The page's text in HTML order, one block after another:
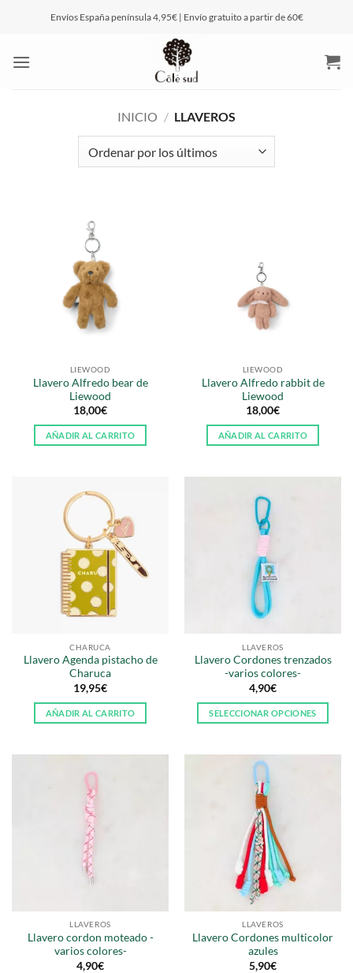
Envíos España península 4,95€ | Envío gratuito a partir de 60€
INICIO / LLAVEROS
LIEWOOD
Llavero Alfredo bear de
Liewood
18,00€
AÑADIR AL CARRITO
LIEWOOD
Llavero Alfredo rabbit de
Liewood
18,00€
AÑADIR AL CARRITO
CHARUCA
Llavero Agenda pistacho de
Charuca
19,95€
AÑADIR AL CARRITO
LLAVEROS
Llavero Cordones trenzados
-varios colores-
4,90€
SELECCIONAR OPCIONES
tiene
múltiples
variantes.
Las
opciones
se
pueden
elegir
en
la
página
de
producto
LLAVEROS
Llavero cordon moteado -
varios colores-
4,90€
LLAVEROS
Llavero Cordones multicolor
azules
5,90€